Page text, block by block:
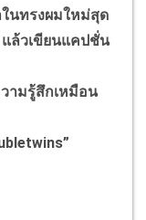
นทรงผมใหม่สุด
แล้วเขียนแคปชั่น
มรู้สึกเหมือน